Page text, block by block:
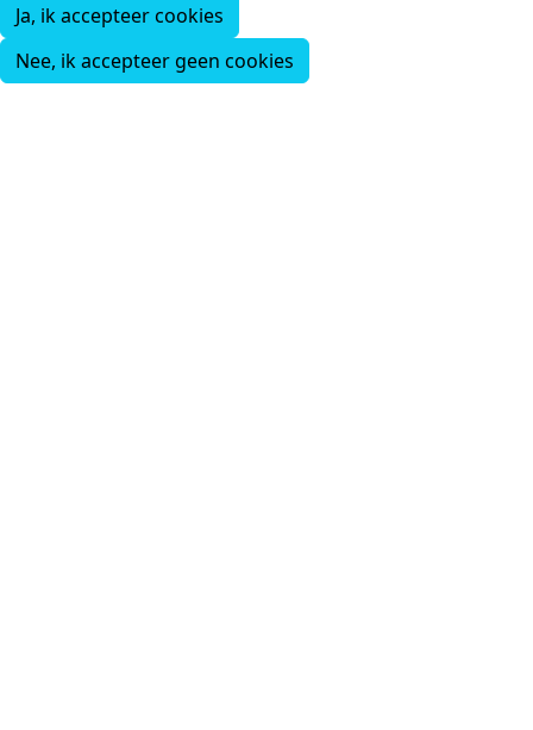
Ja, ik accepteer cookies
Nee, ik accepteer geen cookies